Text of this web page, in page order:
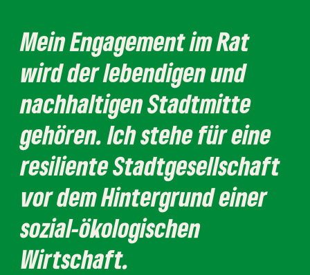
Mein Engagement im Rat
wird der lebendigen und
nachhaltigen Stadtmitte
gehören. Ich stehe für eine
resiliente Stadtgesellschaft
vor dem Hintergrund einer
sozial-ökologischen
Wirtschaft.